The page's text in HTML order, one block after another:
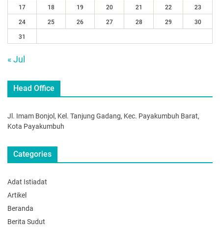
17 18 19 20 21 22 23
24 25 26 27 28 29 30
31
« Jul
Head Office
Jl. Imam Bonjol, Kel. Tanjung Gadang, Kec. Payakumbuh Barat,
Kota Payakumbuh
Categories
Adat Istiadat
Artikel
Beranda
Berita Sudut